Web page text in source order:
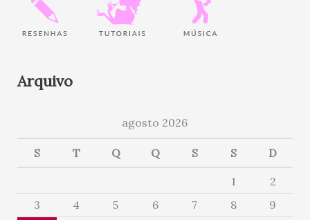
Arquivo
agosto 2026
S T Q Q S S D
1
2
3
4 5 6 7 8
9